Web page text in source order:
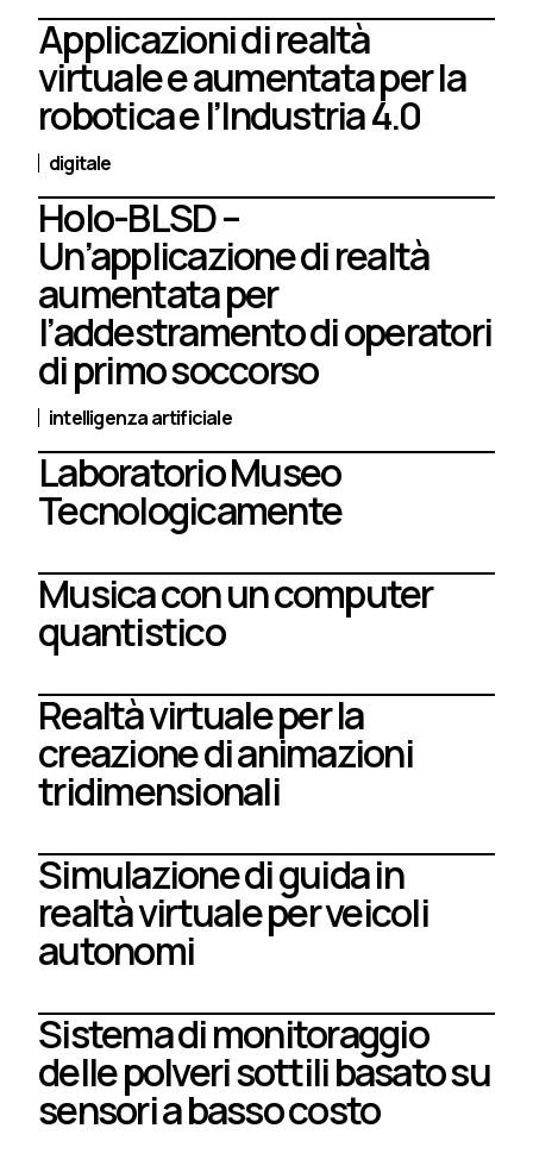
Applicazioni di realtà
virtuale e aumentata per la
robotica e l’Industria 4.0
digitale
Holo-BLSD –
Un’applicazione di realtà
aumentata per
l’addestramento di operatori
di primo soccorso
intelligenza artificiale
Laboratorio Museo
Tecnologicamente
Musica con un computer
quantistico
Realtà virtuale per la
creazione di animazioni
tridimensionali
Simulazione di guida in
realtà virtuale per veicoli
autonomi
Sistema di monitoraggio
delle polveri sottili basato su
sensori a basso costo